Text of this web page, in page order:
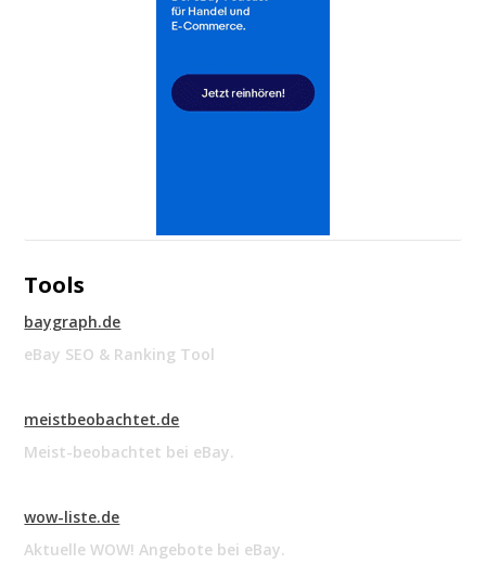
Tools
baygraph.de
eBay SEO & Ranking Tool
meistbeobachtet.de
Meist-beobachtet bei eBay.
wow-liste.de
Aktuelle WOW! Angebote bei eBay.